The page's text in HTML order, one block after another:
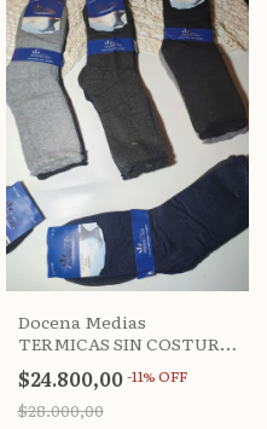
Docena Medias
TERMICAS SIN COSTURA
Amanecer (38-45) HC66
$24.800,00-11%OFF
$28.000,00